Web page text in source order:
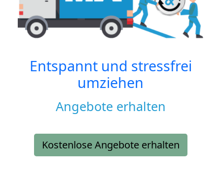
Entspannt und stressfrei
umziehen
Angebote erhalten
Kostenlose Angebote erhalten